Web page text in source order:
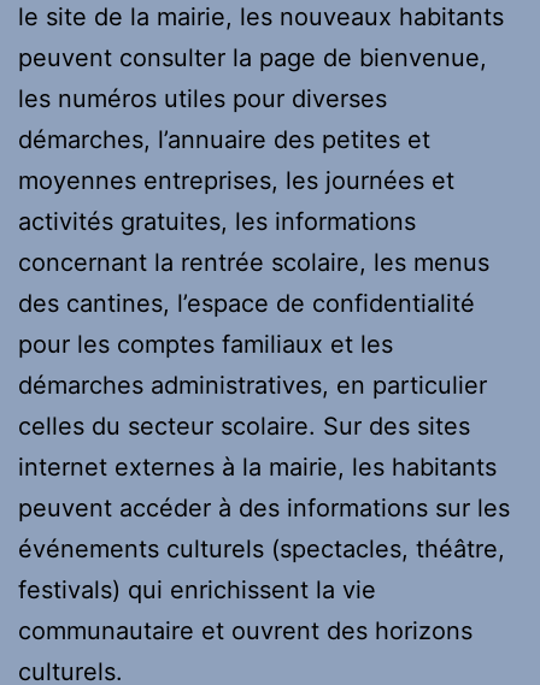
le site de la mairie, les nouveaux habitants
peuvent consulter la page de bienvenue,
les numéros utiles pour diverses
démarches, l’annuaire des petites et
moyennes entreprises, les journées et
activités gratuites, les informations
concernant la rentrée scolaire, les menus
des cantines, l’espace de confidentialité
pour les comptes familiaux et les
démarches administratives, en particulier
celles du secteur scolaire. Sur des sites
internet externes à la mairie, les habitants
peuvent accéder à des informations sur les
événements culturels (spectacles, théâtre,
festivals) qui enrichissent la vie
communautaire et ouvrent des horizons
culturels.